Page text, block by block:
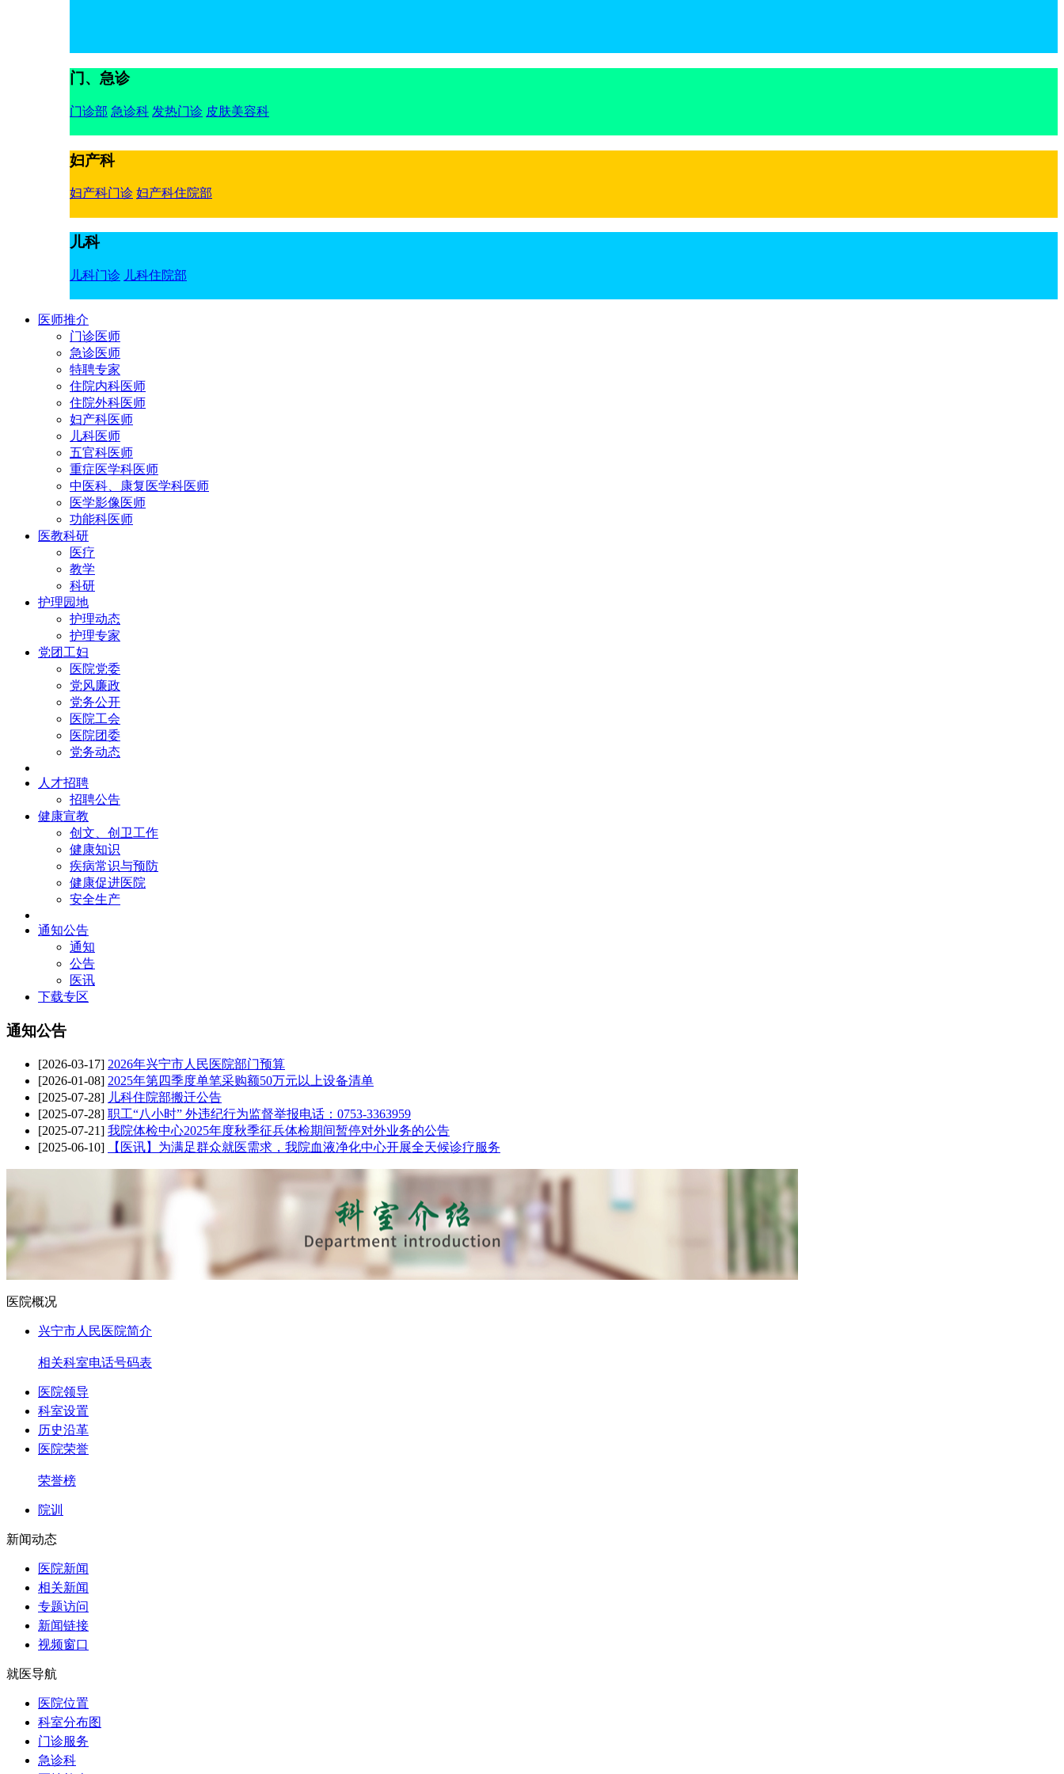
门、急诊
门诊部 急诊科 发热门诊 皮肤美容科
妇产科
妇产科门诊 妇产科住院部
儿科
儿科门诊 儿科住院部
医师推介
门诊医师
急诊医师
特聘专家
住院内科医师
住院外科医师
妇产科医师
儿科医师
五官科医师
重症医学科医师
中医科、康复医学科医师
医学影像医师
功能科医师
医教科研
医疗
教学
科研
护理园地
护理动态
护理专家
党团工妇
医院党委
党风廉政
党务公开
医院工会
医院团委
党务动态
人才招聘
招聘公告
健康宣教
创文、创卫工作
健康知识
疾病常识与预防
健康促进医院
安全生产
通知公告
通知
公告
医讯
下载专区
通知公告
[2026-03-17] 2026年兴宁市人民医院部门预算
[2026-01-08] 2025年第四季度单笔采购额50万元以上设备清单
[2025-07-28] 儿科住院部搬迁公告
[2025-07-28] 职工“八小时” 外违纪行为监督举报电话：0753-3363959
[2025-07-21] 我院体检中心2025年度秋季征兵体检期间暂停对外业务的公告
[2025-06-10]
【医讯】为满足群众就医需求，我院血液净化中心开展全天候诊疗服务
医院概况
兴宁市人民医院简介
相关科室电话号码表
医院领导
科室设置
历史沿革
医院荣誉
荣誉榜
院训
新闻动态
医院新闻
相关新闻
专题访问
新闻链接
视频窗口
就医导航
医院位置
科室分布图
门诊服务
急诊科